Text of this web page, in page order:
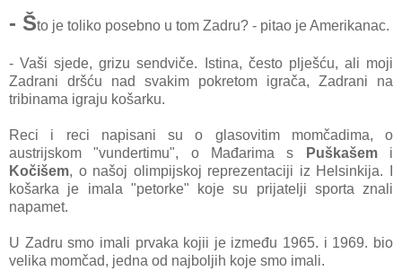
- Što je toliko posebno u tom Zadru? - pitao je Amerikanac.
- Vaši sjede, grizu sendviče. Istina, često plješću, ali moji
Zadrani dršću nad svakim pokretom igrača, Zadrani na
tribinama igraju košarku.
Reci i reci napisani su o glasovitim momčadima, o
austrijskom "vundertimu", o Mađarima s
Puškašemi
Kočišem, o našoj olimpijskoj reprezentaciji iz Helsinkija. I
košarka je imala "petorke" koje su prijatelji sporta znali
napamet.
U Zadru smo imali prvaka kojii je između 1965. i 1969. bio
velika momčad, jedna od najboljih koje smo imali.